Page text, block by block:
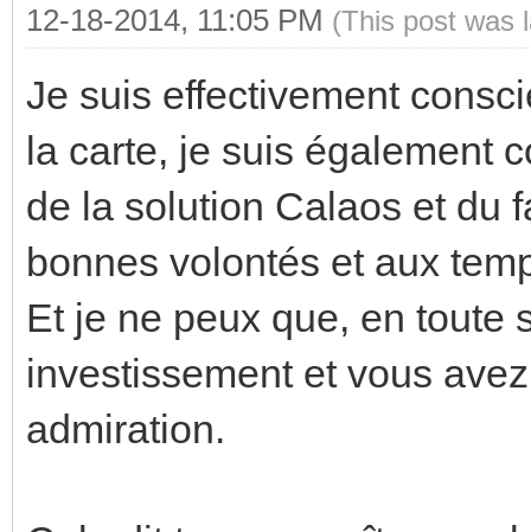
12-18-2014, 11:05 PM (This post was
Je suis effectivement
la carte, je suis également
de la solution Calaos et du
bonnes volontés et aux
Et je ne peux que, en toute
investissement et vous
admiration.